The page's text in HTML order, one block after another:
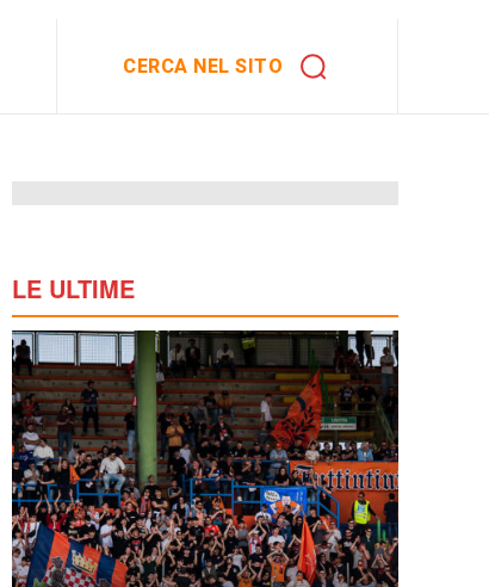
CERCA NEL SITO
LE ULTIME